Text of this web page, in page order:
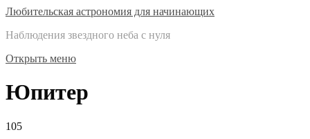
Любительская астрономия для начинающих
Наблюдения звездного неба с нуля
Открыть меню
Юпитер
105